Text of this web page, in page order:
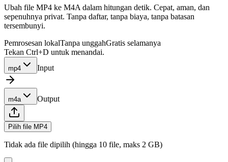
Ubah file MP4 ke M4A dalam hitungan detik. Cepat, aman, dan
sepenuhnya privat. Tanpa daftar, tanpa biaya, tanpa batasan
tersembunyi.
Pemrosesan lokalTanpa unggahGratis selamanya
Tekan Ctrl+D untuk menandai.
mp4 Input
m4a Output
Pilih file MP4
Tidak ada file dipilih (hingga 10 file, maks 2 GB)